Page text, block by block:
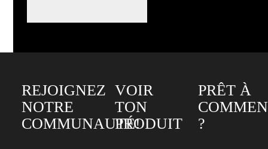
REJOIGNEZ
NOTRE
COMMUNAUTÉ!
VOIR
TON
PRODUIT
PRÊT À
?